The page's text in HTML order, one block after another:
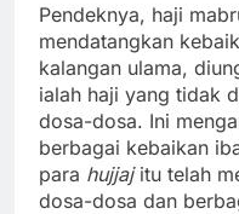
Pendeknya, haji
mendatangkan
kalangan ulama,
ialah haji yang tidak
dosa-dosa. Ini
berbagai kebaikan
para hujjaj itu telah
dosa-dosa dan